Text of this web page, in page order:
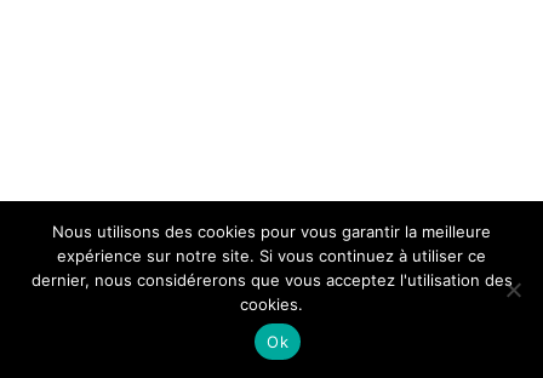
UF - Unions des francophones
réservés. - Powered by
Nous utilisons des cookies pour vous garantir la meilleure
expérience sur notre site. Si vous continuez à utiliser ce
dernier, nous considérerons que vous acceptez l'utilisation des
cookies.
Ok